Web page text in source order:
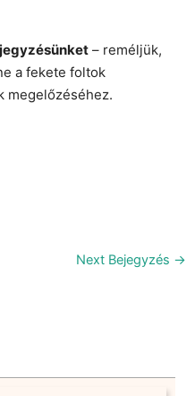
– reméljük,
a fekete foltok
megelőzéséhez.
Next Bejegyzés →